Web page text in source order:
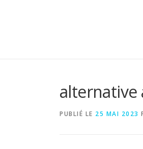
alternative
PUBLIÉ LE 25 MAI 2023